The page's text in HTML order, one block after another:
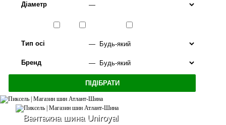
Діаметр
Тип осі
Бренд
Вантажна шина Uniroyal